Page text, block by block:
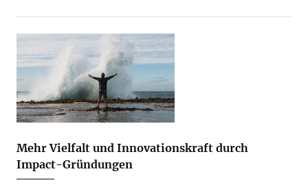
Mehr Vielfalt und Innovationskraft durch
Impact-Gründungen